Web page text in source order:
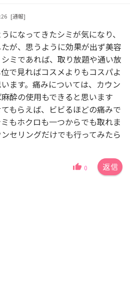
[通報]
になってきたシミが気になり、
が、思うように効果が出ず美容
ミであれば、取り放題や通い放
で見ればコスメよりもコスパよ
ます。痛みについては、カウン
酔の使用もできると思います
もらえば、ビビるほどの痛みで
もホクロも一つからでも取れま
セリングだけでも行ってみたら
返信
0